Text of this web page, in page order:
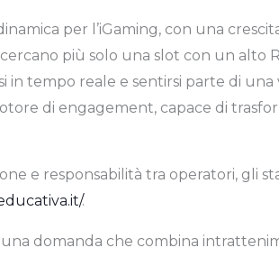
per l’iGaming, con una
più solo una slot con un alto
in tempo reale e sentirsi parte di
di engagement, capace di
e responsabilità tra operatori, gli
.
domanda che combina